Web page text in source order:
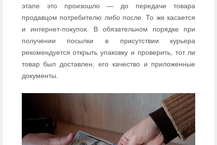
этапе это произошло — до передачи товара
продавцом потребителю либо после. То же касается
и интернет-покупок. В обязательном порядке при
получении посылки в присутствии курьера
рекомендуется открыть упаковку и проверить, тот ли
товар был доставлен, его качество и приложенные
документы.